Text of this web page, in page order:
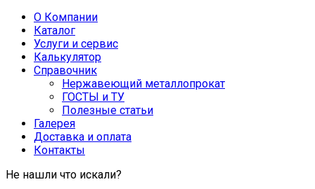
О Компании
Каталог
Услуги и сервис
Калькулятор
Справочник
Нержавеющий металлопрокат
ГОСТЫ и ТУ
Полезные статьи
Галерея
Доставка и оплата
Контакты
Не нашли что искали?